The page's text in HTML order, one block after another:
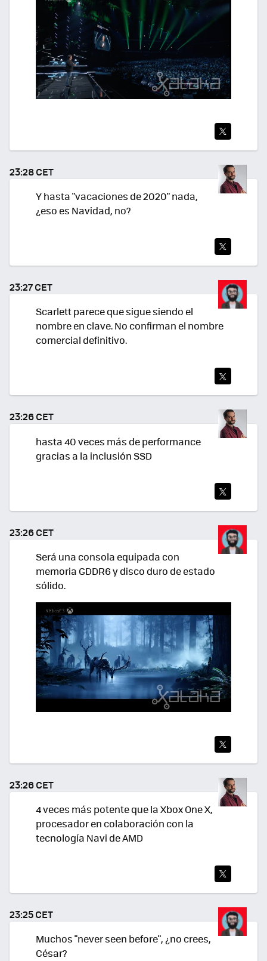
TEA
R
23:28 CET
Y hasta "vacaciones de 2020" nada,
¿eso es Navidad, no?
TEA
R
23:27 CET
Scarlett parece que sigue siendo el
nombre en clave. No confirman el nombre
comercial definitivo.
TWI
TEA
R
23:26 CET
hasta 40 veces más de performance
gracias a la inclusión SSD
TEA
R
23:26 CET
Será una consola equipada con
memoria GDDR6 y disco duro de estado
sólido.
TEA
R
23:26 CET
4 veces más potente que la Xbox One X,
procesador en colaboración con la
tecnología Navi de AMD
TEA
R
23:25 CET
Muchos "never seen before", ¿no crees,
César?